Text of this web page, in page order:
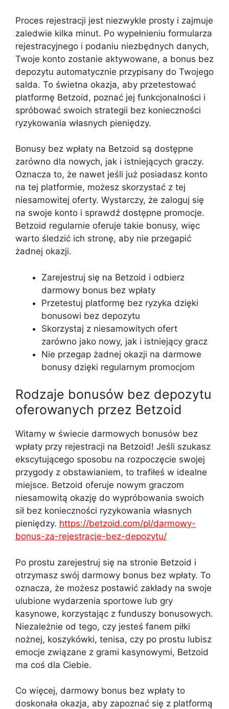
Proces rejestracji jest niezwykle prosty i zajmuje
zaledwie kilka minut. Po wypełnieniu formularza
rejestracyjnego i podaniu niezbędnych danych,
Twoje konto zostanie aktywowane, a bonus bez
depozytu automatycznie przypisany do Twojego
salda. To świetna okazja, aby przetestować
platformę Betzoid, poznać jej funkcjonalności i
spróbować swoich strategii bez konieczności
ryzykowania własnych pieniędzy.
Bonusy bez wpłaty na Betzoid są dostępne
zarówno dla nowych, jak i istniejących graczy.
Oznacza to, że nawet jeśli już posiadasz konto
na tej platformie, możesz skorzystać z tej
niesamowitej oferty. Wystarczy, że zaloguj się
na swoje konto i sprawdź dostępne promocje.
Betzoid regularnie oferuje takie bonusy, więc
warto śledzić ich stronę, aby nie przegapić
żadnej okazji.
Zarejestruj się na Betzoid i odbierz
darmowy bonus bez wpłaty
Przetestuj platformę bez ryzyka dzięki
bonusowi bez depozytu
Skorzystaj z niesamowitych ofert
zarówno jako nowy, jak i istniejący gracz
Nie przegap żadnej okazji na darmowe
bonusy dzięki regularnym promocjom
Rodzaje bonusów bez depozytu
oferowanych przez Betzoid
Witamy w świecie darmowych bonusów bez
wpłaty przy rejestracji na Betzoid! Jeśli szukasz
ekscytującego sposobu na rozpoczęcie swojej
przygody z obstawianiem, to trafiłeś w idealne
miejsce. Betzoid oferuje nowym graczom
niesamowitą okazję do wypróbowania swoich
sił bez konieczności ryzykowania własnych
pieniędzy. https://betzoid.com/pl/darmowy-
bonus-za-rejestracje-bez-depozytu/
Po prostu zarejestruj się na stronie Betzoid i
otrzymasz swój darmowy bonus bez wpłaty. To
oznacza, że możesz postawić zakłady na swoje
ulubione wydarzenia sportowe lub gry
kasynowe, korzystając z funduszy bonusowych.
Niezależnie od tego, czy jesteś fanem piłki
nożnej, koszykówki, tenisa, czy po prostu lubisz
emocje związane z grami kasynowymi, Betzoid
ma coś dla Ciebie.
Co więcej, darmowy bonus bez wpłaty to
doskonała okazja, aby zapoznać się z platformą